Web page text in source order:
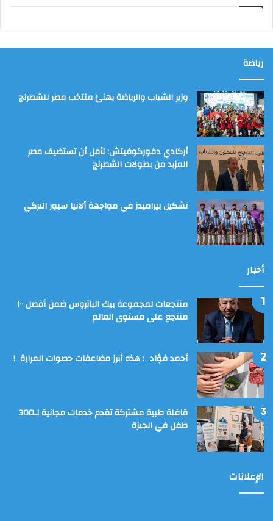
رياضة
وزير الشباب والرياضة يهنئ منتخب مصر للشطرنج
أركادي دفوركوفيتش: نأمل أن تستضيف مصر
المزيد من بطولات الشطرنج
تشكيل بيراميدز في مواجهة ألانيا سبور التركي
أخبار
منتجعات لمجموعة بيك الباتروس ضمن أفضل ١٠٠
منتجع على مستوى العالم
أحمد فؤاد : هذه أبرز مضاعفات حصوات المرارة !
قافلة طبية مشتركة تقدم خدمات مجانية لـ300
طفل في الجيزة
الإعلانات